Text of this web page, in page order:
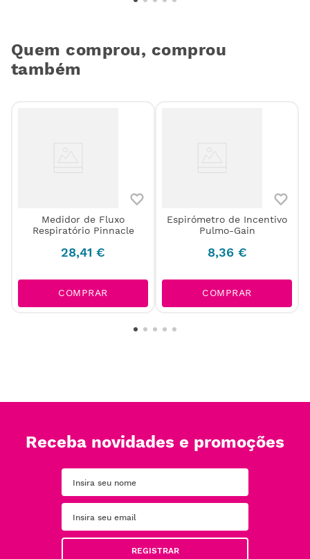
Quem comprou, comprou
também
Medidor de Fluxo
Respiratório Pinnacle
28,41 €
COMPRAR
Espirómetro de Incentivo
Pulmo-Gain
8,36 €
COMPRAR
Receba novidades e promoções
REGISTRAR